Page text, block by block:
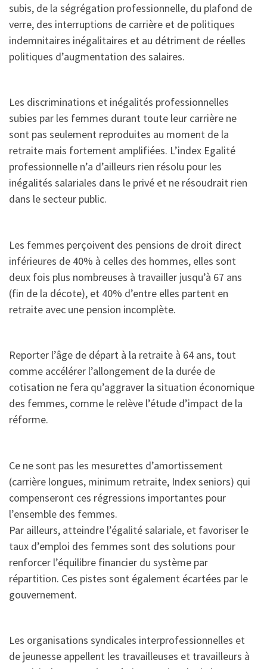
subis, de la ségrégation professionnelle, du plafond de
verre, des interruptions de carrière et de politiques
indemnitaires inégalitaires et au détriment de réelles
politiques d’augmentation des salaires.
Les discriminations et inégalités professionnelles
subies par les femmes durant toute leur carrière ne
sont pas seulement reproduites au moment de la
retraite mais fortement amplifiées. L’index Egalité
professionnelle n’a d’ailleurs rien résolu pour les
inégalités salariales dans le privé et ne résoudrait rien
dans le secteur public.
Les femmes perçoivent des pensions de droit direct
inférieures de 40% à celles des hommes, elles sont
deux fois plus nombreuses à travailler jusqu’à 67 ans
(fin de la décote), et 40% d’entre elles partent en
retraite avec une pension incomplète.
Reporter l’âge de départ à la retraite à 64 ans, tout
comme accélérer l’allongement de la durée de
cotisation ne fera qu’aggraver la situation économique
des femmes, comme le relève l’étude d’impact de la
réforme.
Ce ne sont pas les mesurettes d’amortissement
(carrière longues, minimum retraite, Index seniors) qui
compenseront ces régressions importantes pour
l’ensemble des femmes.
Par ailleurs, atteindre l’égalité salariale, et favoriser le
taux d’emploi des femmes sont des solutions pour
renforcer l’équilibre financier du système par
répartition. Ces pistes sont également écartées par le
gouvernement.
Les organisations syndicales interprofessionnelles et
de jeunesse appellent les travailleuses et travailleurs à